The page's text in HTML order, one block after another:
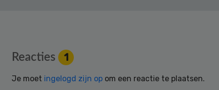
Reader
Interactions
Reacties 1
Je moet ingelogd zijn op om een reactie te plaatsen.